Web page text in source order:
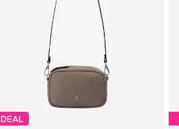
DEAL